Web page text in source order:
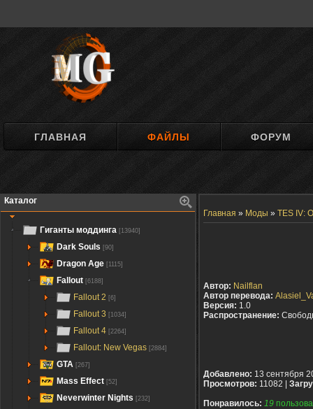
ГЛАВНАЯ ФАЙЛЫ ФОРУМ
Каталог
Гиганты моддинга [13940]
Dark Souls [90]
Dragon Age [1115]
Fallout [6188]
Fallout 2 [6]
Fallout 3 [1034]
Fallout 4 [2264]
Fallout: New Vegas [2884]
GTA [267]
Mass Effect [52]
Neverwinter Nights [232]
Главная » Моды » TES IV:
Автор: Nailflan
Автор перевода:
Версия: 1.0
Распространение:
Добавлено: 13 сентября
Просмотров: 11082 |
Понравилось: 19